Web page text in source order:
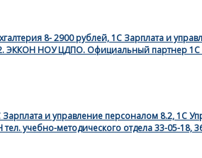
8- 2900 рублей, 1С Зарплата и
ЭККОН НОУ ЦДПО. Официальный партнер 1С в
Зарплата и управление персоналом 8.2, 1С
учебно-методического отдела 33-05-18,